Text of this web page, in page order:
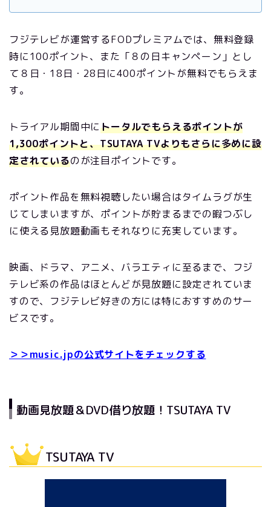
フジテレビが運営するFODプレミアムでは、無料登録
時に100ポイント、また「８の日キャンペーン」とし
て８日・18日・28日に400ポイントが無料でもらえま
す。
トライアル期間中にトータルでもらえるポイントが
1,300ポイントと、TSUTAYA TVよりもさらに多めに設
定されているのが注目ポイントです。
ポイント作品を無料視聴したい場合はタイムラグが生
じてしまいますが、ポイントが貯まるまでの暇つぶし
に使える見放題動画もそれなりに充実しています。
映画、ドラマ、アニメ、バラエティに至るまで、フジ
テレビ系の作品はほとんどが見放題に設定されていま
すので、フジテレビ好きの方には特におすすめのサー
ビスです。
＞＞music.jpの公式サイトをチェックする
動画見放題＆DVD借り放題！TSUTAYA TV
TSUTAYA TV